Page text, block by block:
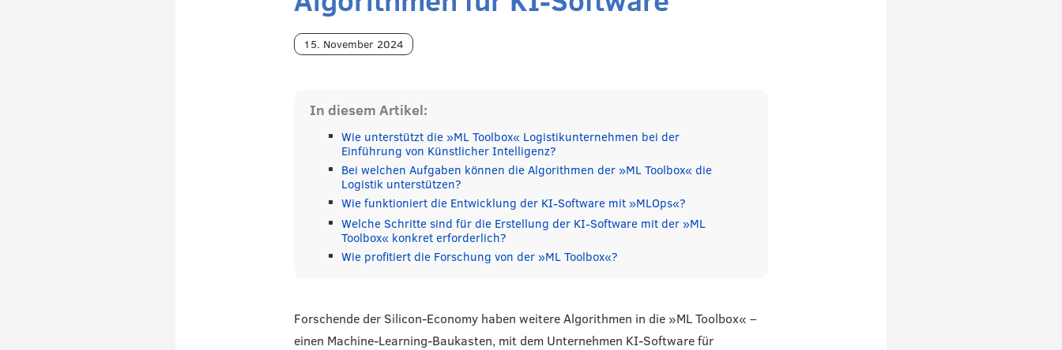
15. November 2024
In diesem Artikel:
Wie unterstützt die »ML Toolbox« Logistikunternehmen bei der
Einführung von Künstlicher Intelligenz?
Bei welchen Aufgaben können die Algorithmen der »ML Toolbox« die
Logistik unterstützen?
Wie funktioniert die Entwicklung der KI-Software mit »MLOps«?
Welche Schritte sind für die Erstellung der KI-Software mit der »ML
Toolbox« konkret erforderlich?
Wie profitiert die Forschung von der »ML Toolbox«?
Forschende der Silicon-Economy haben weitere Algorithmen in die »ML Toolbox« –
einen Machine-Learning-Baukasten, mit dem Unternehmen KI-Software für